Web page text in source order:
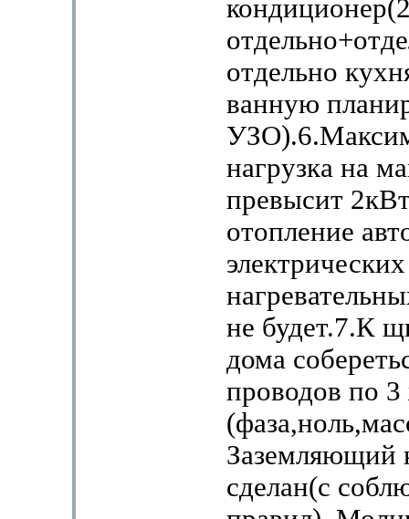
отдельно
ванную
нагрузка на
превысит
отопление
электрических
не будет.7.К
дома
проводов по
Заземляющий
сделан(с